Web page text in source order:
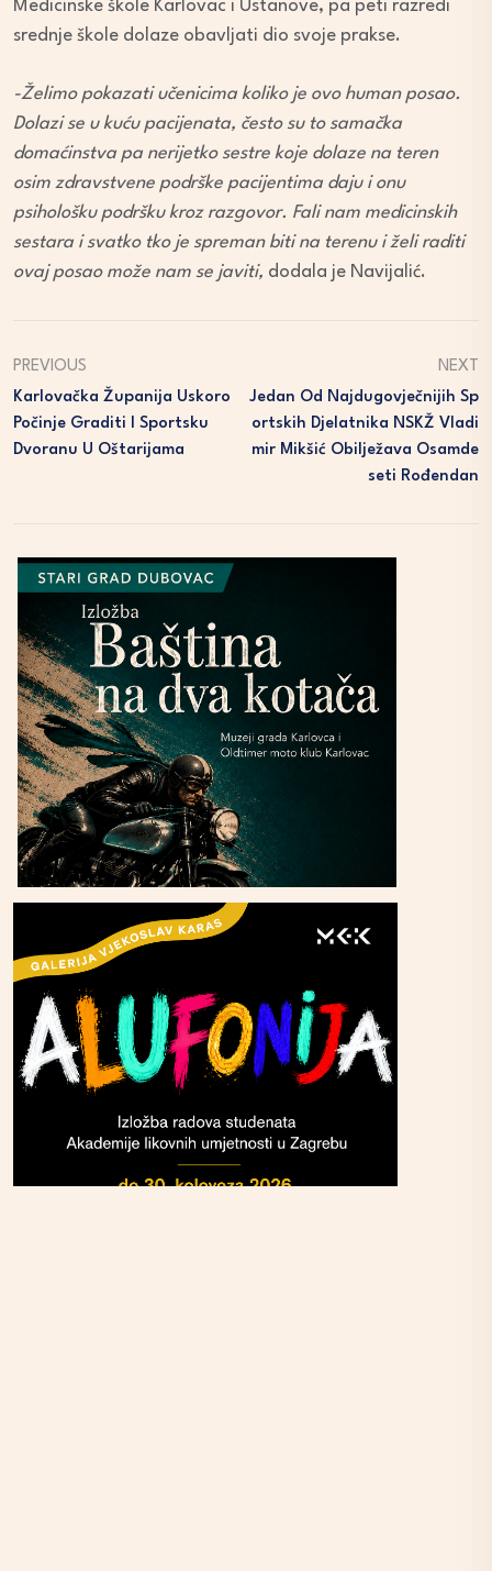
Medicinske škole Karlovac i Ustanove, pa peti razredi
srednje škole dolaze obavljati dio svoje prakse.
-Želimo pokazati učenicima koliko je ovo human posao.
Dolazi se u kuću pacijenata, često su to samačka
domaćinstva pa nerijetko sestre koje dolaze na teren
osim zdravstvene podrške pacijentima daju i onu
psihološku podršku kroz razgovor. Fali nam medicinskih
sestara i svatko tko je spreman biti na terenu i želi raditi
ovaj posao može nam se javiti, dodala je Navijalić.
PREVIOUS
Karlovačka Županija Uskoro
Počinje Graditi I Sportsku
Dvoranu U Oštarijama
NEXT
Jedan Od Najdugovječnijih Sp
Ortskih Djelatnika NSKŽ Vladi
Mir Mikšić Obilježava Osamde
Seti Rođendan